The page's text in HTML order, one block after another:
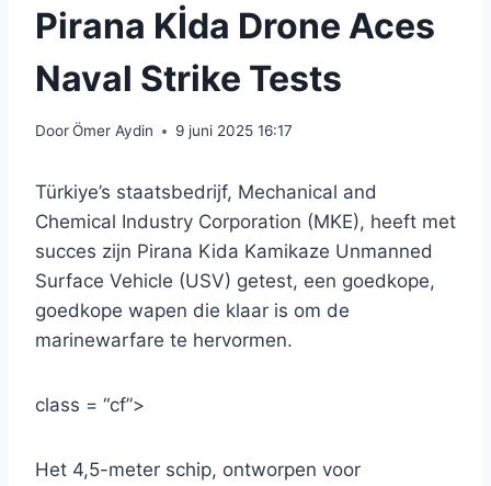
Pirana Kİda Drone Aces
Naval Strike Tests
DoorÖmer Aydin 9 juni 2025 16:17
Türkiye’s staatsbedrijf, Mechanical and
Chemical Industry Corporation (MKE), heeft met
succes zijn Pirana Kida Kamikaze Unmanned
Surface Vehicle (USV) getest, een goedkope,
goedkope wapen die klaar is om de
marinewarfare te hervormen.
class = “cf”>
Het 4,5-meter schip, ontworpen voor